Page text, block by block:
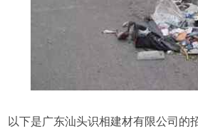
以下是广东汕头识相建材有限公司的